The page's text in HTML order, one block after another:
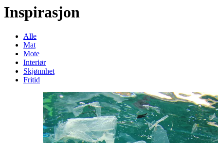
Butikker
Mat og drikke
Helse
Tilbud
Merker
Inspirasjon
Inspirasjon
Alle
Mat
Mote
Interiør
Skjønnhet
Fritid